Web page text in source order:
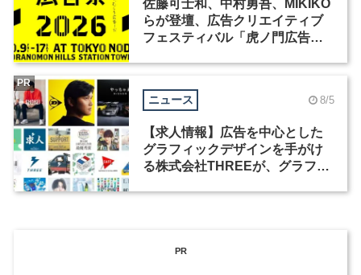
佐藤可士和、中村勇吾、MIKIKO
らが登壇、広告クリエイティブ
フェスティバル「虎ノ門広告
ニュース 8/5
【求人情報】広告を中心とした
グラフィックデザインを手がけ
る株式会社THREEが、グラフィ
PR
PR